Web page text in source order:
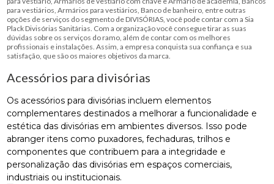
para vestiários, Armários para vestiários, Banco de banheiro, entre outras
opções de serviços do segmento de DIVISÓRIAS, você pode contar com a Sia
Plack Divisórias Sanitárias. Com a organização você consegue tirar as suas
dúvidas sobre os serviços do ramo, além de contar com os melhores
profissionais e instalações. Assim, a empresa conquista sua confiança e sua
satisfação, que são os maiores objetivos da marca.
Acessórios para divisórias
Os acessórios para divisórias incluem elementos
complementares destinados a melhorar a funcionalidade e
estética das divisórias em ambientes diversos. Isso pode
abranger itens como puxadores, fechaduras, trilhos e
componentes que contribuem para a integridade e
personalização das divisórias em espaços comerciais,
industriais ou institucionais.